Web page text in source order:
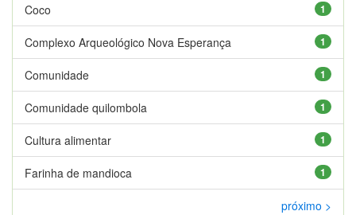
1
Coco
1
Complexo Arqueológico Nova Esperança
1
Comunidade
1
Comunidade quilombola
1
Cultura alimentar
1
Farinha de mandioca
próximo >